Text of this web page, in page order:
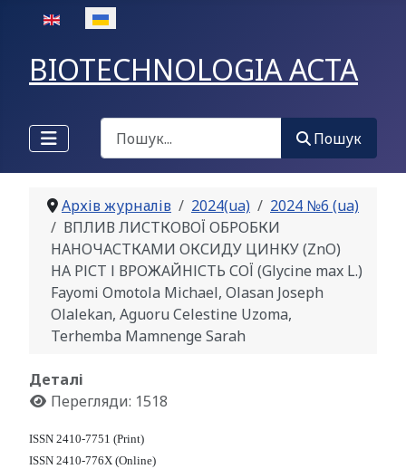
Оберіть свою мову
BIOTECHNOLOGIA ACTA
Пошук
Пошук
Архів журналів 2024(ua)
2024 №6 (ua)
ВПЛИВ ЛИСТКОВОЇ ОБРОБКИ
НАНОЧАСТКАМИ ОКСИДУ ЦИНКУ (ZnO)
НА РІСТ І ВРОЖАЙНІСТЬ СОЇ (Glycine max L.)
Fayomi Omotola Michael, Olasan Joseph
Olalekan, Aguoru Celestine Uzoma,
Terhemba Mamnenge Sarah
Деталі
Перегляди: 1518
ISSN 2410-7751 (Print)
ISSN 2410-776X (Online)